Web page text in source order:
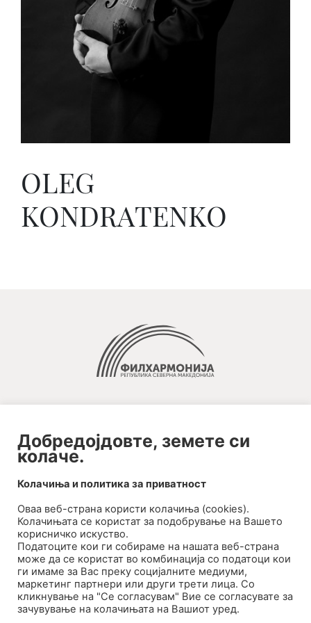
OLEG
KONDRATENKO
Filharmonija
Добредојдовте, земете си
колаче.
Колачиња и политика за приватност
Оваа веб-странa користи колачиња (cookies).
Колачињата се користат за подобрување на Вашето
корисничко искуство.
Податоците кои ги собираме на нашата веб-страна
може да се користат во комбинација со податоци кои
ги имаме за Вас преку социјалните медиуми,
маркетинг партнери или други трети лица. Со
кликнување на "Се согласувам" Вие се согласувате за
зачувување на колачињата на Вашиот уред.